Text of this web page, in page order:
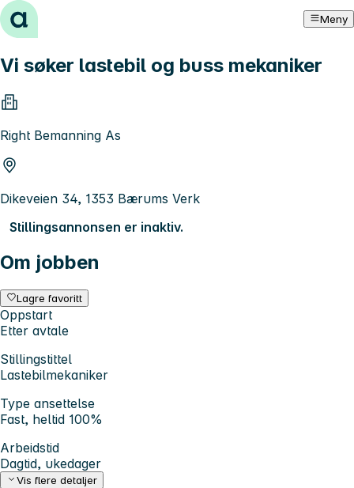
Hopp til innhold Meny
Vi søker lastebil og buss mekaniker
Right Bemanning As
Dikeveien 34, 1353 Bærums Verk
Stillingsannonsen er inaktiv.
Om jobben
Lagre favoritt
Oppstart
Etter avtale
Stillingstittel
Lastebilmekaniker
Type ansettelse
Fast, heltid 100%
Arbeidstid
Dagtid, ukedager
Vis flere detaljer